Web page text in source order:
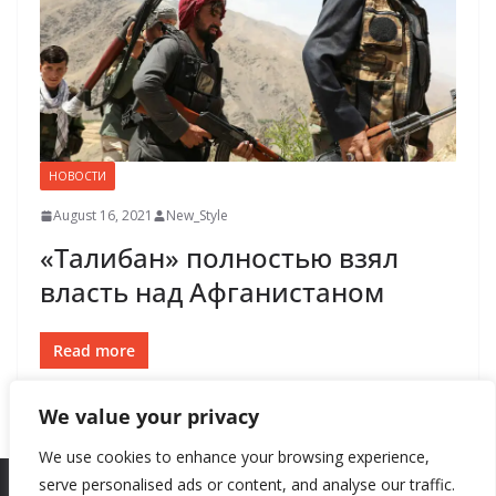
We value your privacy
We use cookies to enhance your browsing experience,
serve personalised ads or content, and analyse our traffic.
НОВОСТИ
August 16, 2021 New_Style
«Талибан» полностью взял
власть над Афганистаном
Read more